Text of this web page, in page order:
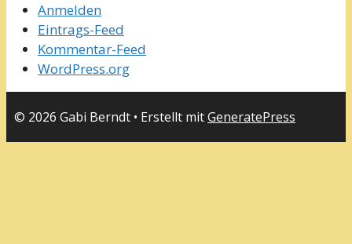
Anmelden
Eintrags-Feed
Kommentar-Feed
WordPress.org
© 2026 Gabi Berndt • Erstellt mitGeneratePress